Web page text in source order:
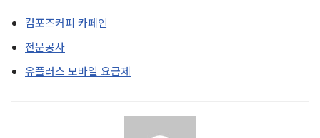
컴포즈커피 카페인
전문공사
유플러스 모바일 요금제